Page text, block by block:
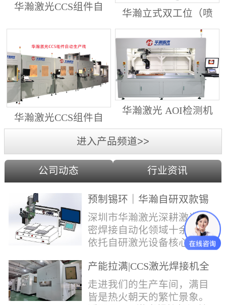
华瀚激光CCS组件自
动生产线（纵向线）
华瀚立式双工位（喷
射锡膏）激光焊锡机
华瀚激光CCS组件自
动生产线（横向线）
华瀚激光 AOI检测机
（型号HA18DM6)
进入产品频道>>
公司动态 行业资讯
预制锡环｜华瀚自研双款锡
环机，实现焊点标准化量产
深圳市华瀚激光深耕激光精
密焊接自动化领域十余年，
依托自研激光设备核心技
环挤压成型机、多功能锡环
卷绕成型机，两套专业锡环
制备设备，预制标准化锡环
产能拉满|CCS激光焊接机全
力量产冲刺
走进我们的生产车间，满目
皆是热火朝天的繁忙景象。